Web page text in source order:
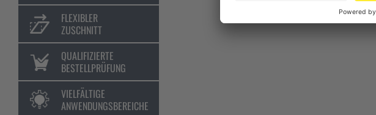
FLEXIBLER
ZUSCHNITT
QUALIFIZIERTE
BESTELLPRÜFUNG
VIELFÄLTIGE
ANWENDUNGSBEREICHE